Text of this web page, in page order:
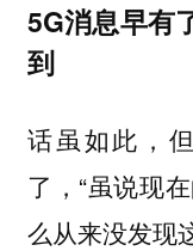
5G消息早有
到
话虽如此，
了，“虽说现
么从来没发现